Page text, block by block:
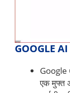
GOOGLE AI
Google
एक मुफ्त